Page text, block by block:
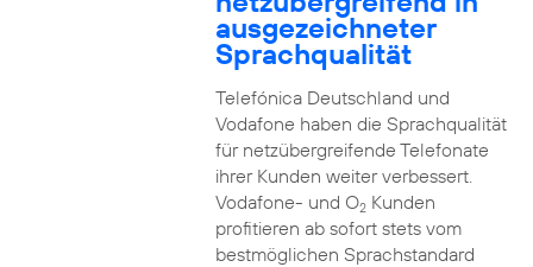
ausgezeichneter
Sprachqualität
Telefónica Deutschland und
Vodafone haben die Sprachqualität
für netzübergreifende Telefonate
ihrer Kunden weiter verbessert.
Vodafone- und O2Kunden
profitieren ab sofort stets vom
bestmöglichen Sprachstandard